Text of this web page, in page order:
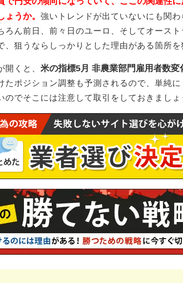
うか。 強いトレンドが出ていないにも関
ろん前日、前々日のユーロ、そしてオース
、狙うならしっかりとした理由がある箇所を
開くと、 米の指標5月 非農業部門雇用者数変
たポジション調整も予測されるので、単純
のでそこには注意して取引をしておきましょ